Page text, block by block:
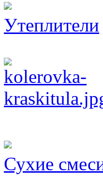
Утеплители
Сухие